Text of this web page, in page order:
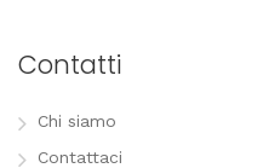
Contatti
Chi siamo
Contattaci